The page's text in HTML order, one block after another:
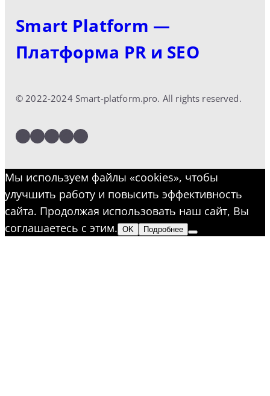
Smart Platform —
Платформа PR и SEO
© 2022-2024 Smart-platform.pro. All rights reserved.
LinkedIn
Facebook
Twitter
Instagram
YouTube
Мы используем файлы «cookies», чтобы
улучшить работу и повысить эффективность
сайта. Продолжая использовать наш сайт, Вы
соглашаетесь с этим. OK Подробнее